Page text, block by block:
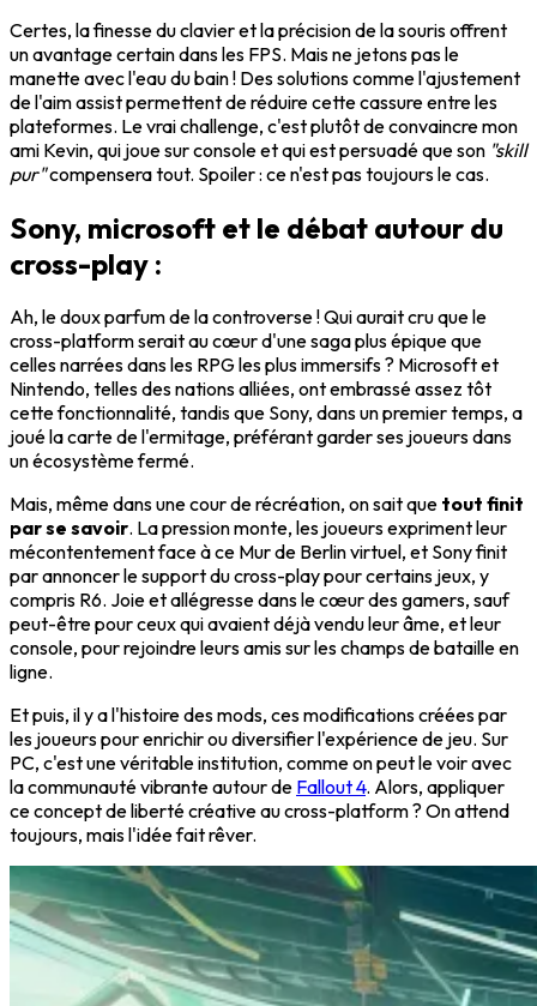
Certes, la finesse du clavier et la précision de la souris offrent
un avantage certain dans les FPS. Mais ne jetons pas le
manette avec l'eau du bain ! Des solutions comme l'ajustement
de l'aim assist permettent de réduire cette cassure entre les
plateformes. Le vrai challenge, c'est plutôt de convaincre mon
ami Kevin, qui joue sur console et qui est persuadé que son "skill
pur"compensera tout. Spoiler : ce n'est pas toujours le cas.
Sony, microsoft et le débat autour du
cross-play :
Ah, le doux parfum de la controverse ! Qui aurait cru que le
cross-platform serait au cœur d'une saga plus épique que
celles narrées dans les RPG les plus immersifs ? Microsoft et
Nintendo, telles des nations alliées, ont embrassé assez tôt
cette fonctionnalité, tandis que Sony, dans un premier temps, a
joué la carte de l'ermitage, préférant garder ses joueurs dans
un écosystème fermé.
Mais, même dans une cour de récréation, on sait que tout finit
par se savoir. La pression monte, les joueurs expriment leur
mécontentement face à ce Mur de Berlin virtuel, et Sony finit
par annoncer le support du cross-play pour certains jeux, y
compris R6. Joie et allégresse dans le cœur des gamers, sauf
peut-être pour ceux qui avaient déjà vendu leur âme, et leur
console, pour rejoindre leurs amis sur les champs de bataille en
ligne.
Et puis, il y a l'histoire des mods, ces modifications créées par
les joueurs pour enrichir ou diversifier l'expérience de jeu. Sur
PC, c'est une véritable institution, comme on peut le voir avec
la communauté vibrante autour de Fallout 4. Alors, appliquer
ce concept de liberté créative au cross-platform ? On attend
toujours, mais l'idée fait rêver.